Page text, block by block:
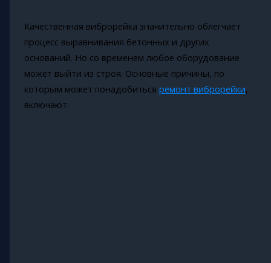
Качественная виброрейка значительно облегчает
процесс выравнивания бетонных и других
оснований. Но со временем любое оборудование
может выйти из строя. Основные причины, по
которым может понадобиться ремонт виброрейки,
включают: